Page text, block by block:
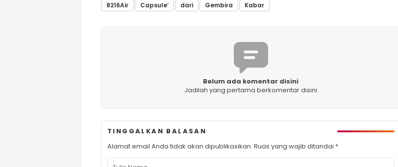
8216Air Capsule’ dari Gembira Kabar
Belum ada komentar disini
Jadilah yang pertama berkomentar disini
TINGGALKAN BALASAN
Alamat email Anda tidak akan dipublikasikan. Ruas yang wajib ditandai *